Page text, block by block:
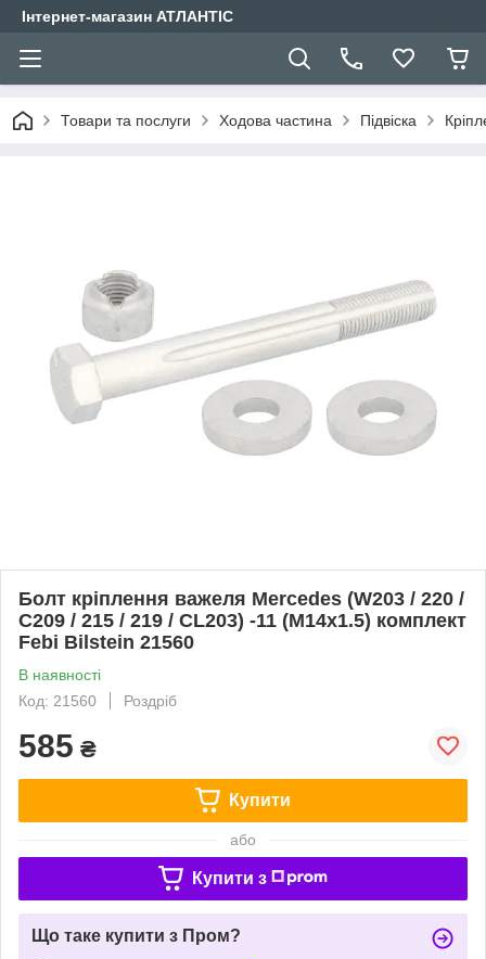
Інтернет-магазин АТЛАНТІС
Товари та послуги Ходова частина Підвіска
Болт кріплення важеля Mercedes (W203 / 220 /
C209 / 215 / 219 / CL203) -11 (M14x1.5) комплект
Febi Bilstein 21560
В наявності
Код: 21560
Роздріб
585 ₴
Купити
або
Купити з
Що таке купити з Пром?